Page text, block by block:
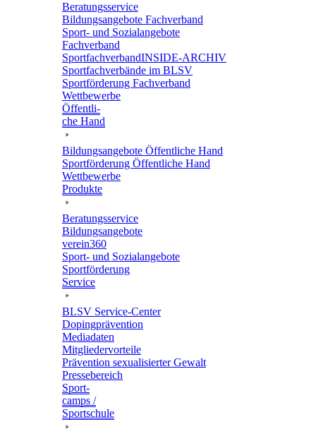
Bera­tungs­ser­vice
Bildungs­an­ge­bote Fachverband
Sport- und Sozi­al­an­ge­bote
Fachverband
Sport­fach­ver­ban­d­IN­SIDE-ARCHIV
Sport­fach­ver­bände im BLSV
Sport­för­de­rung Fachverband
Wett­be­werbe
Öffent­li­
che Hand
Bildungs­an­ge­bote Öffent­li­che Hand
Sport­för­de­rung Öffent­li­che Hand
Wett­be­werbe
Produkte
Bera­tungs­ser­vice
Bildungs­an­ge­bote
verein360
Sport- und Sozialangebote
Sport­för­de­rung
Service
BLSV Service-Center
Doping­prä­ven­tion
Media­da­ten
Mitglie­der­vor­teile
Präven­tion sexua­li­sier­ter Gewalt
Pres­se­be­reich
Sport­
camps /
Sportschule